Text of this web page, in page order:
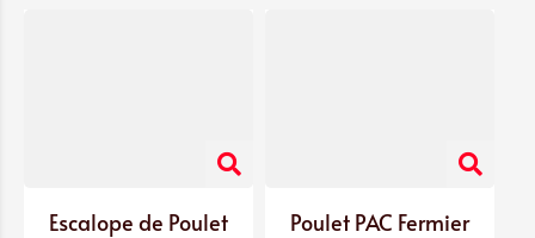
Escalope de Poulet Poulet PAC Fermier